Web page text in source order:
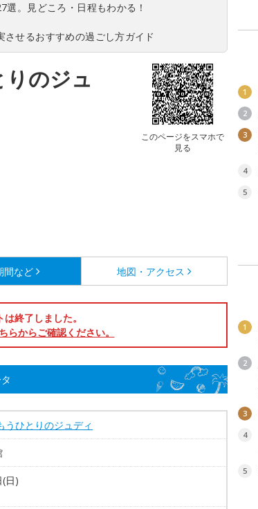
選。見どころ・日程もわかる！
させるおすすめの過ごし方ガイド
のジュ
このページをスマホで
見る
間など 地図・アクセス
終了しました。
らからご確認ください。
うひとりのジュディ
日)
1
2
3
4
5
1
2
3
4
5